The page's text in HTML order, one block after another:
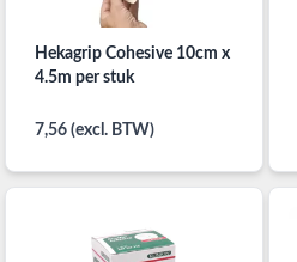
Hekagrip Cohesive 10cm x
4.5m per stuk
7,56 (excl. BTW)